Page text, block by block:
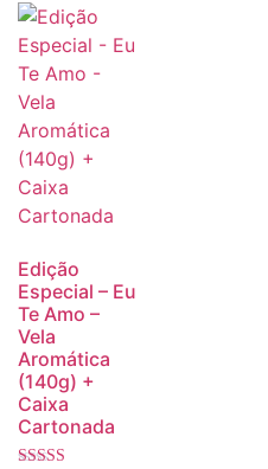
Edição
Especial – Eu
Te Amo –
Vela
Aromática
(140g) +
Caixa
Cartonada